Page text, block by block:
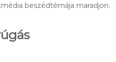
beszédtémája maradjon.